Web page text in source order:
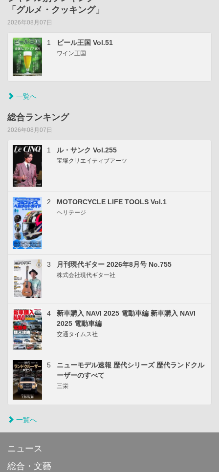
「グルメ・クッキング」
2026年08月07日
1 ビール王国 Vol.51
ワイン王国
一覧へ
総合ランキング
2026年08月07日
1 ル・サンク Vol.255
宝塚クリエイティブアーツ
2 MOTORCYCLE LIFE TOOLS Vol.1
ヘリテージ
3 月刊現代ギター 2026年8月号 No.755
株式会社現代ギター社
4
新車購入 NAVI 2025 電動車編 新車購入 NAVI
2025 電動車編
交通タイムス社
5
ニューモデル速報 歴代シリーズ 歴代ランドクル
ーザーのすべて
三栄
一覧へ
ニュース
総合・文藝